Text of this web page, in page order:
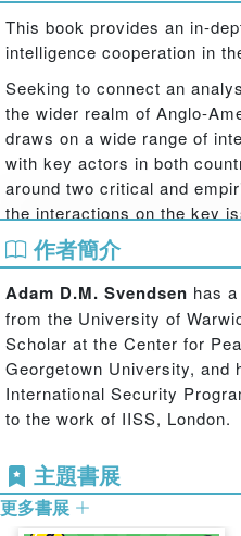
This book provides an in-
intelligence cooperation in
Seeking to connect an
the wider realm of Anglo-
draws on a wide range of
with key actors in both
around two critical and
the interactions on the key
weapons of mass
These case studies provide
range of interactions such
bombings, the A.Q. Khan
the 2003 Iraq War,
forces deployments.
conducted in the UK and
makers and practitioners,
being on the years 2000-05.
This book will be of much
intelligence studies, foreign
作者簡介
Adam D.M. Svendsen has
from the University of
Scholar at the Center for
Georgetown University, and
International Security
to the work of IISS, London.
主題書展
更多書展